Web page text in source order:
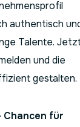
authentisch
Talente.
und die
gestalten.
Chancen für